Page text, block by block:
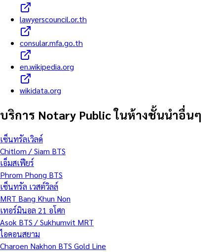
lawyerscouncil.or.th
consular.mfa.go.th
en.wikipedia.org
wikidata.org
บริการ Notary Public ในห้างชั้นนำอื่นๆ
เซ็นทรัลเวิลด์
Chitlom / Siam BTS
เอ็มสเฟียร์
Phrom Phong BTS
เซ็นทรัล เวสต์วิลล์
MRT Bang Khun Non
เทอร์มินอล 21 อโศก
Asok BTS / Sukhumvit MRT
ไอคอนสยาม
Charoen Nakhon BTS Gold Line